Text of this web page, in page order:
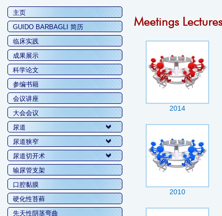
主页
GUIDO BARBAGLI 简历
临床实践
成果展示
科学论文
参编书籍
会议讲座
大会会议
尿道
尿道狭窄
尿道切开术
输尿管支架
口腔黏膜
硬化性苔藓
先天性阴茎弯曲
Meetings Lectures
2014
2010